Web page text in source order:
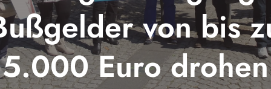
von bis
5.000 Euro drohen